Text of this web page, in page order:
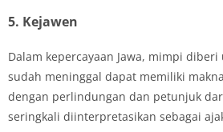
5. Kejawen
Dalam kepercayaan Jawa, mimpi
sudah meninggal dapat memiliki
dengan perlindungan dan petunjuk
seringkali diinterpretasikan sebagai